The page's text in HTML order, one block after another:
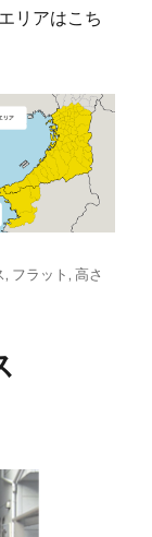
リアはこち
, フラット ,高さ